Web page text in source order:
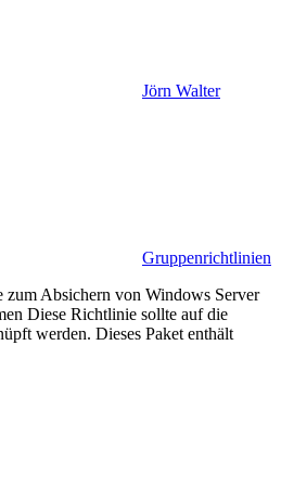
Jörn Walter
Gruppenrichtlinien
Absichern von Windows Server
Diese Richtlinie sollte auf die
werden. Dieses Paket enthält